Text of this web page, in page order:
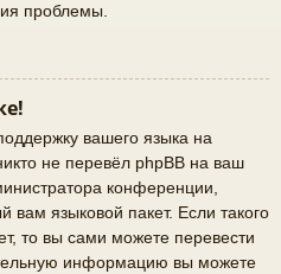
проблемы.
вашего языка на
не перевёл phpBB на ваш
конференции,
вам языковой пакет. Если такого
то вы сами можете перевести
информацию вы можете